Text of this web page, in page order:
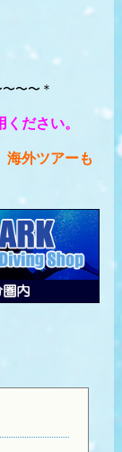
〜〜＊
ださい。
海外ツアーも